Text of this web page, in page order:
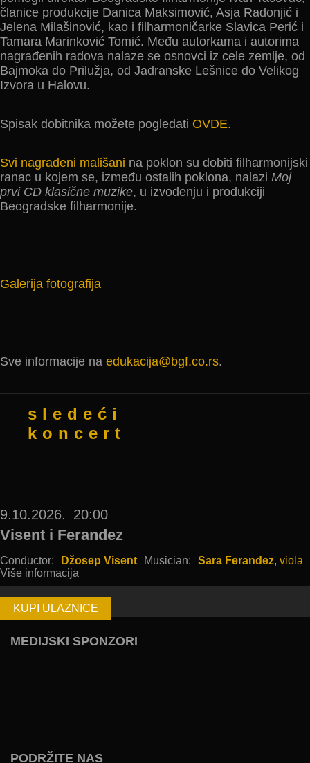
članice produkcije Danica Maksimović, Asja Radonjić i
Jelena Milašinović, kao i filharmoničarke Slavica Perić i
Tamara Marinković Tomić. Među autorkama i autorima
nagrađenih radova nalaze se osnovci iz cele zemlje, od
Bajmoka do Prilužja, od Jadranske Lešnice do Velikog
Izvora u Halovu.
Spisak dobitnika možete pogledati OVDE.
Svi nagrađeni mališani na poklon su dobiti filharmonijski
ranac u kojem se, između ostalih poklona, nalazi Moj
prvi CD klasične muzike, u izvođenju i produkciji
Beogradske filharmonije.
Galerija fotografija
Sve informacije na edukacija@bgf.co.rs.
sledeći
koncert
9.10.2026. 20:00
Visent i Ferandez
Conductor: Džosep Visent Musician: Sara Ferandez, viola
Više informacija
KUPI ULAZNICE
MEDIJSKI SPONZORI
PODRŽITE NAS